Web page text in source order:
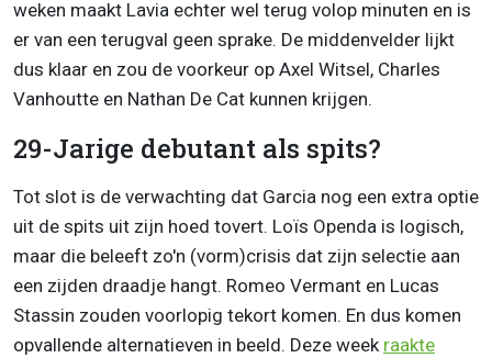
weken maakt Lavia echter wel terug volop minuten en is
er van een terugval geen sprake. De middenvelder lijkt
dus klaar en zou de voorkeur op Axel Witsel, Charles
Vanhoutte en Nathan De Cat kunnen krijgen.
29-Jarige debutant als spits?
Tot slot is de verwachting dat Garcia nog een extra optie
uit de spits uit zijn hoed tovert. Loïs Openda is logisch,
maar die beleeft zo'n (vorm)crisis dat zijn selectie aan
een zijden draadje hangt. Romeo Vermant en Lucas
Stassin zouden voorlopig tekort komen. En dus komen
opvallende alternatieven in beeld. Deze week raakte